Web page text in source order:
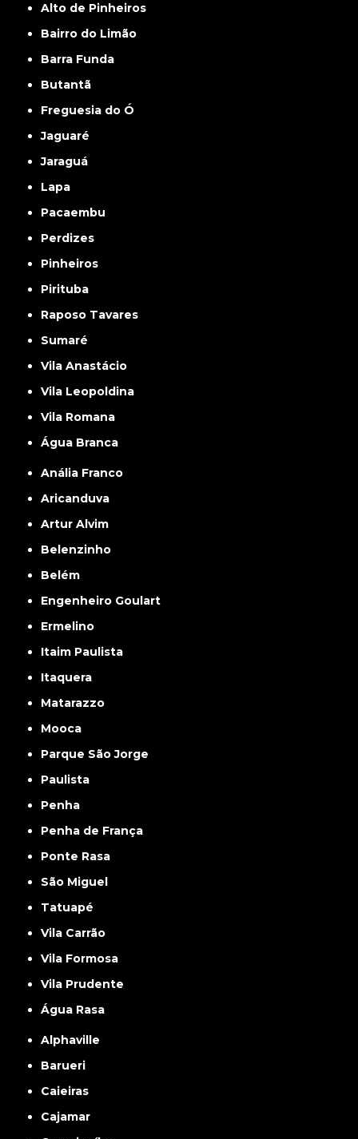
Alto de Pinheiros
Bairro do Limão
Barra Funda
Butantã
Freguesia do Ó
Jaguaré
Jaraguá
Lapa
Pacaembu
Perdizes
Pinheiros
Pirituba
Raposo Tavares
Sumaré
Vila Anastácio
Vila Leopoldina
Vila Romana
Água Branca
Anália Franco
Aricanduva
Artur Alvim
Belenzinho
Belém
Engenheiro Goulart
Ermelino
Itaim Paulista
Itaquera
Matarazzo
Mooca
Parque São Jorge
Paulista
Penha
Penha de França
Ponte Rasa
São Miguel
Tatuapé
Vila Carrão
Vila Formosa
Vila Prudente
Água Rasa
Alphaville
Barueri
Caieiras
Cajamar